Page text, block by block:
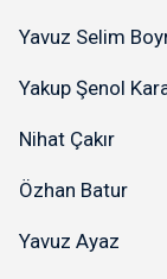
Yavuz Selim
Yakup Şenol
Nihat Çakır
Özhan Batur
Yavuz Ayaz